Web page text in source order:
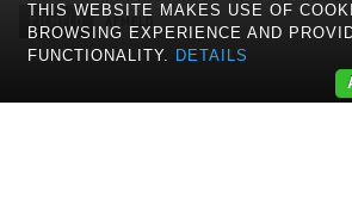
TILMELD AFMELD
THIS WEBSITE MAKES USE OF
BROWSING EXPERIENCE AND
FUNCTIONALITY. DETAILS